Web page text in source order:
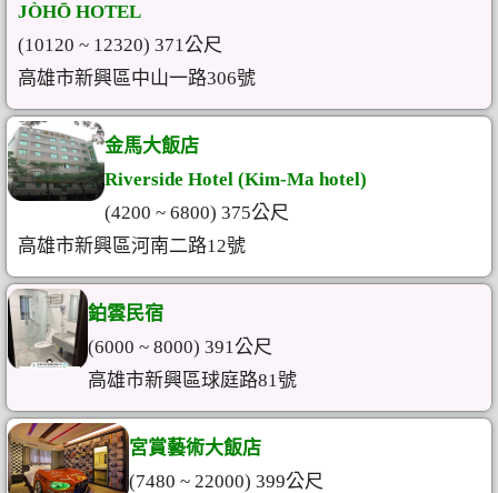
JÒHŌ HOTEL
(10120 ~ 12320) 371公尺
高雄市新興區中山一路306號
金馬大飯店
Riverside Hotel (Kim-Ma hotel)
(4200 ~ 6800) 375公尺
高雄市新興區河南二路12號
鉑雲民宿
(6000 ~ 8000) 391公尺
高雄市新興區球庭路81號
宮賞藝術大飯店
(7480 ~ 22000) 399公尺